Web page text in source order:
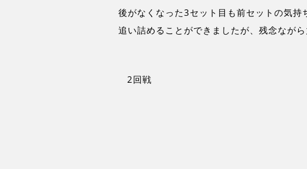
後がなくなった3セット目も前セットの気
追い詰めることができましたが、残念なが
2回戦